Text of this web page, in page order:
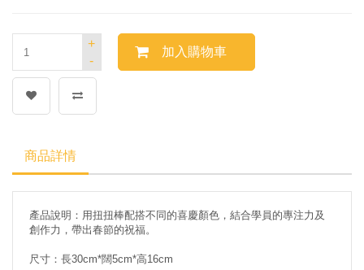
-
+
加入購物車
商品詳情
產品說明：用扭扭棒配搭不同的喜慶顏色，結合學員的專注力及
創作力，帶出春節的祝福。
尺寸：長30cm*闊5cm*高16cm